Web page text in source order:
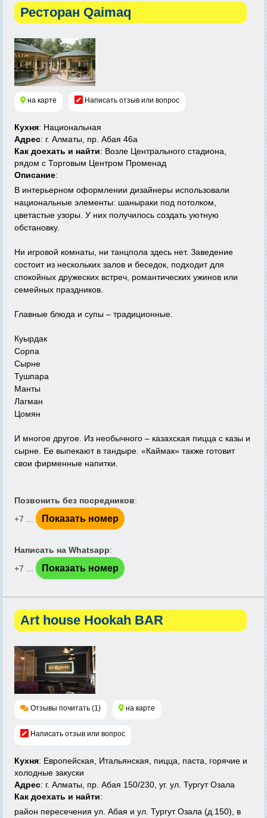
Ресторан Qaimaq
на карте Написать отзыв или вопрос
Кухня: Национальная
Адрес: г. Алматы, пр. Абая 46а
Как доехать и найти: Возле Центрального стадиона,
рядом с Торговым Центром Променад
Описание:
В интерьерном оформлении дизайнеры использовали
национальные элементы: шаныраки под потолком,
цветастые узоры. У них получилось создать уютную
обстановку.
Ни игровой комнаты, ни танцпола здесь нет. Заведение
состоит из нескольких залов и беседок, подходит для
спокойных дружеских встреч, романтических ужинов или
семейных праздников.
Главные блюда и супы – традиционные.
Куырдак
Сорпа
Сырне
Тушпара
Манты
Лагман
Цомян
И многое другое. Из необычного – казахская пицца с казы и
сырне. Ее выпекают в тандыре. «Каймак» также готовит
свои фирменные напитки.
Позвонить без посредников:
+7 ...
Показать номер
Написать на Whatsapp:
+7 ...
Показать номер
Art house Hookah BAR
Отзывы почитать (1) на карте
Написать отзыв или вопрос
Кухня: Европейская, Итальянская, пицца, паста, горячие и
холодные закуски
Адрес: г. Алматы, пр. Абая 150/230, уг. ул. Тургут Озала
Как доехать и найти:
район пересечения ул. Абая и ул. Тургут Озала (д.150), в